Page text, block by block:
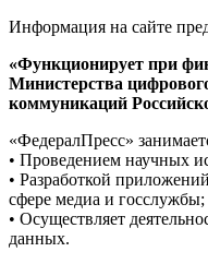
Информация на сайте
«Функционирует при
Министерства
коммуникаций
«ФедералПресс»
• Проведением научных
• Разработкой
сфере медиа и госслужбы;
• Осуществляет
данных.